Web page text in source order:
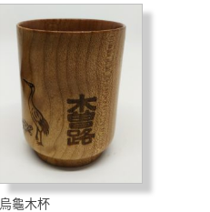
烏龜木杯